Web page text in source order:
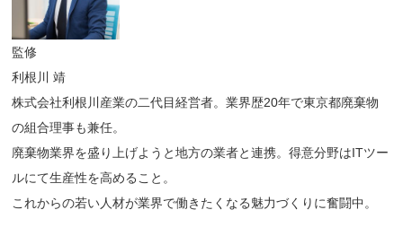
監修
利根川 靖
株式会社利根川産業の二代目経営者。業界歴20年で東京都廃棄物
の組合理事も兼任。
廃棄物業界を盛り上げようと地方の業者と連携。得意分野はITツー
ルにて生産性を高めること。
これからの若い人材が業界で働きたくなる魅力づくりに奮闘中。